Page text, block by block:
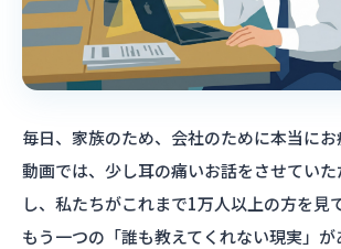
毎日、家族のため、会社のために本当にお
動画では、少し耳の痛いお話をさせてい
し、私たちがこれまで1万人以上の方を見
もう一つの「誰も教えてくれない現実」が